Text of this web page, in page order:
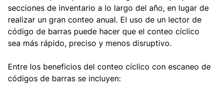
secciones de inventario a lo largo del año, en lugar de
realizar un gran conteo anual. El uso de un lector de
código de barras puede hacer que el conteo cíclico
sea más rápido, preciso y menos disruptivo.
Entre los beneficios del conteo cíclico con escaneo de
códigos de barras se incluyen: